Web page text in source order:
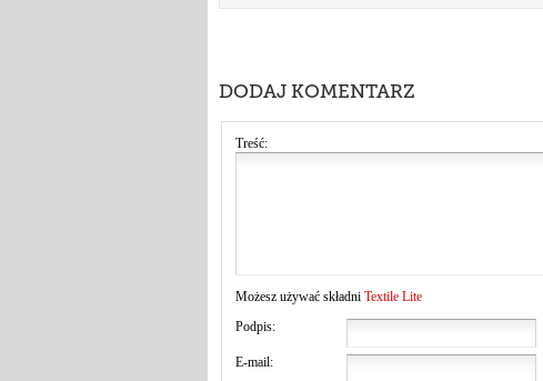
DODAJ KOMENTARZ
Treść:
Możesz używać składni Textile Lite
Podpis:
E-mail: